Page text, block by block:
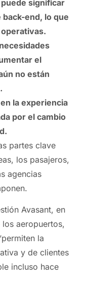
significar
end, lo que
el
no están
la experiencia
por el cambio
partes clave
los pasajeros,
agencias
Avasant, en
aeropuertos,
la
y de clientes
incluso hace